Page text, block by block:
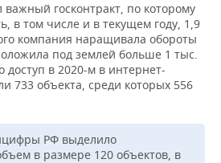
важный госконтракт, по которому
в том числе и в текущем году, 1,9
компания наращивала обороты
под землей больше 1 тыс.
доступ в 2020-м в интернет-
733 объекта, среди которых 556
РФ выделило
в размере 120 объектов, в